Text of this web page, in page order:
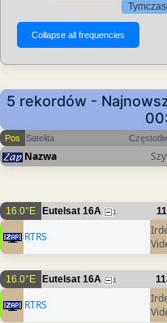
5 rekordów -
Pos Satelita
Nazwa
16.0°E Eutelsat 16A 1
RTRS
16.0°E Eutelsat 16A 1
RTRS